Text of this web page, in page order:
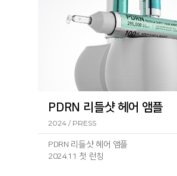
PDRN 리들샷 헤어 앰플
2024 / PRESS
PDRN 리들샷 헤어 앰플
2024.11 첫 런칭